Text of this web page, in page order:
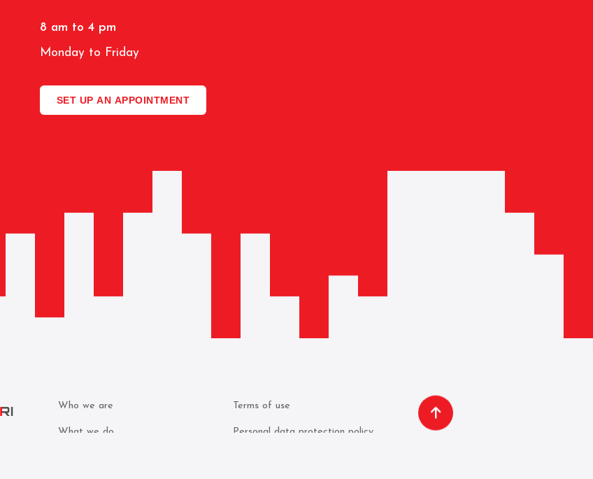
8 am to 4 pm
Monday to Friday
SET UP AN APPOINTMENT
Who we are
What we do
Terms of use
Personal data protection policy